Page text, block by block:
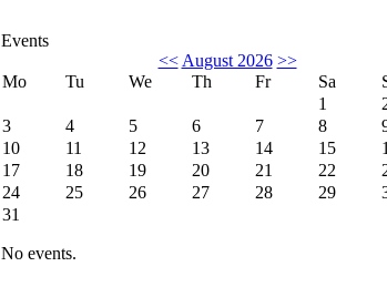
Events
<< August 2026 >>
Mo
Tu We Th Fr Sa
1
3
4 5 6 7 8
10
11 12 13 14 15
17
18 19 20 21 22
24
25 26 27 28 29
31
No events.